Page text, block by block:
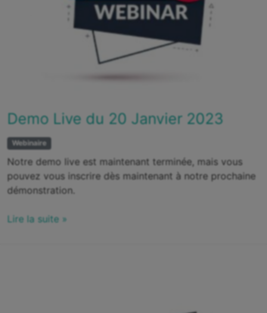
Demo Live du 20 Janvier 2023
Webinaire
Notre demo live est maintenant terminée, mais vous
pouvez vous inscrire dès maintenant à notre prochaine
démonstration.
Lire la suite »